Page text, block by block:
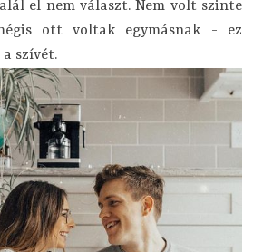
el nem választ. Nem volt szinte
ott voltak egymásnak - ez
szívét.